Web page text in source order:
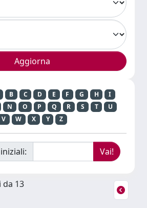
B C D E F G H
I
N O P Q R S T
U
V
W X Y Z
13